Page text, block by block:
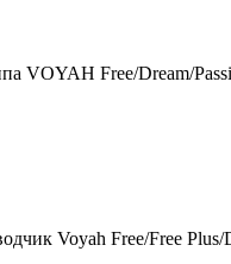
VOYAH Free/Dream/
Voyah Free/Free Plus/